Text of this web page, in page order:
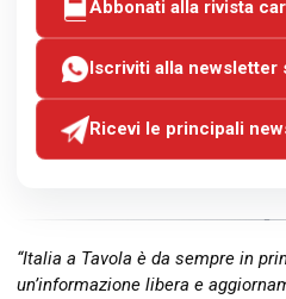
Abbonati alla rivista
Iscriviti alla newsletter
Ricevi le principali
“Italia a Tavola è da sempre in
un’informazione libera e